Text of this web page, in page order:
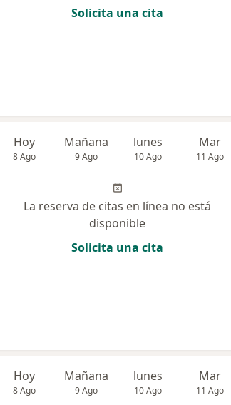
Solicita una cita
Hoy
8 Ago
Mañana
9 Ago
lunes
10 Ago
Mar
11 Ago
La reserva de citas en línea no está
disponible
Solicita una cita
Hoy
8 Ago
Mañana
9 Ago
lunes
10 Ago
Mar
11 Ago